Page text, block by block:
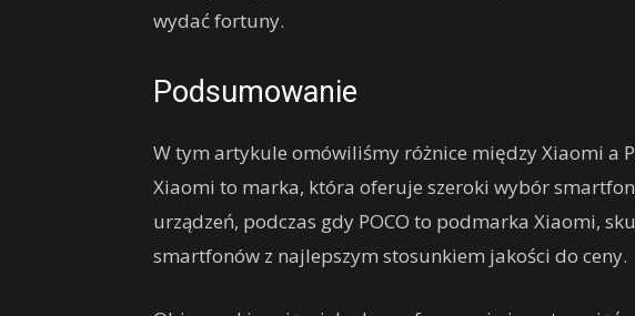
wydać fortuny.
Podsumowanie
W tym artykule omówiliśmy różnice między Xiaomi a
Xiaomi to marka, która oferuje szeroki wybór
urządzeń, podczas gdy POCO to podmarka Xiaomi,
smartfonów z najlepszym stosunkiem jakości do ceny.